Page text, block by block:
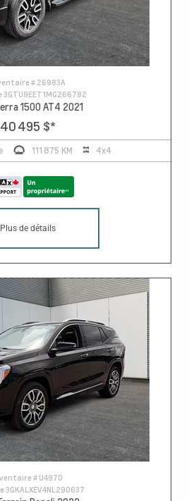
# 26983A
3GTU9EET1MG266782
1500 AT4 2021
40 495 $*
111 875 KM 4x4
Plus de détails
# U4970
3GKALXEV4NL290637